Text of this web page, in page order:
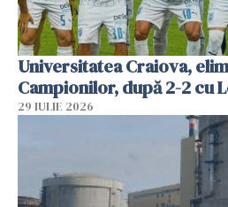
Universitatea Craiova,
Campionilor, după 2-2 cu
29 IULIE 2026